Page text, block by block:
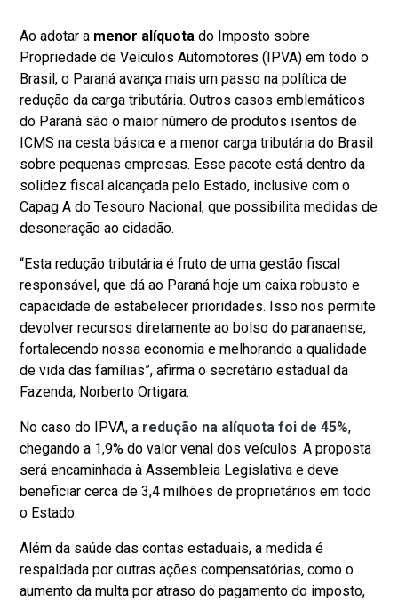
Ao adotar a menor alíquota do Imposto sobre
Propriedade de Veículos Automotores (IPVA) em todo o
Brasil, o Paraná avança mais um passo na política de
redução da carga tributária. Outros casos emblemáticos
do Paraná são o maior número de produtos isentos de
ICMS na cesta básica e a menor carga tributária do Brasil
sobre pequenas empresas. Esse pacote está dentro da
solidez fiscal alcançada pelo Estado, inclusive com o
Capag A do Tesouro Nacional, que possibilita medidas de
desoneração ao cidadão.
“Esta redução tributária é fruto de uma gestão fiscal
responsável, que dá ao Paraná hoje um caixa robusto e
capacidade de estabelecer prioridades. Isso nos permite
devolver recursos diretamente ao bolso do paranaense,
fortalecendo nossa economia e melhorando a qualidade
de vida das famílias”, afirma o secretário estadual da
Fazenda, Norberto Ortigara.
No caso do IPVA, a redução na alíquota foi de 45%,
chegando a 1,9% do valor venal dos veículos. A proposta
será encaminhada à Assembleia Legislativa e deve
beneficiar cerca de 3,4 milhões de proprietários em todo
o Estado.
Além da saúde das contas estaduais, a medida é
respaldada por outras ações compensatórias, como o
aumento da multa por atraso do pagamento do imposto,